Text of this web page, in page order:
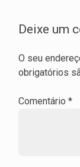
Deixe um
O seu
obrigatórios
Comentário*